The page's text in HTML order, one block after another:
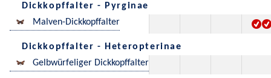
Dickkopffalter - Pyrginae
Malven-Dickkopffalter
Dickkopffalter - Heteropterinae
Gelbwürfeliger Dickkopffalter